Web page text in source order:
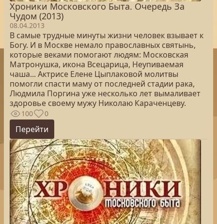
Хроники Московского Быта. Очередь За
Чудом (2013)
08.04.2013
В самые трудные минуты жизни человек взывает к
Богу. И в Москве немало православных святынь,
которые веками помогают людям: Московская
Матронушка, икона Всецарица, Неупиваемая
чаша... Актрисе Елене Цыплаковой молитвы
помогли спасти маму от последней стадии рака,
Людмила Поргина уже несколько лет вымаливает
здоровье своему мужу Николаю Караченцеву.
100 0
Перейти